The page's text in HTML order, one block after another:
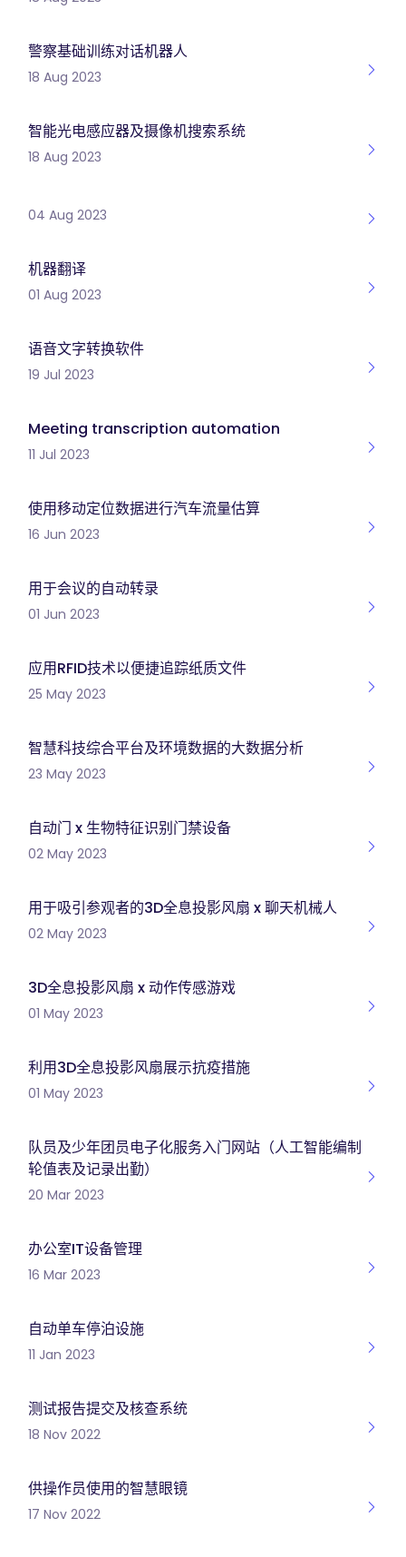
警察基础训练对话机器人
18 Aug 2023
智能光电感应器及摄像机搜索系统
18 Aug 2023
04 Aug 2023
机器翻译
01 Aug 2023
语音文字转换软件
19 Jul 2023
Meeting transcription automation
11 Jul 2023
使用移动定位数据进行汽车流量估算
16 Jun 2023
用于会议的自动转录
01 Jun 2023
应用RFID技术以便捷追踪纸质文件
25 May 2023
智慧科技综合平台及环境数据的大数据分析
23 May 2023
自动门 x 生物特征识别门禁设备
02 May 2023
用于吸引参观者的3D全息投影风扇 x 聊天机械人
02 May 2023
3D全息投影风扇 x 动作传感游戏
01 May 2023
利用3D全息投影风扇展示抗疫措施
01 May 2023
队员及少年团员电子化服务入门网站（人工智能编制
轮值表及记录出勤）
20 Mar 2023
办公室IT设备管理
16 Mar 2023
自动单车停泊设施
11 Jan 2023
测试报告提交及核查系统
18 Nov 2022
供操作员使用的智慧眼镜
17 Nov 2022